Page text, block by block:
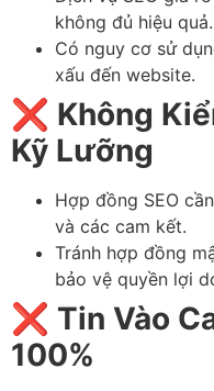
không đủ hiệu quả.
Có nguy cơ sử
xấu đến website.
❌ Không
Kỹ Lưỡng
Hợp đồng SEO
và các cam kết.
Tránh hợp đồng
bảo vệ quyền lợi
❌ Tin Vào
100%